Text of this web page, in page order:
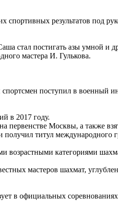
результатов под
стал постигать азы умной и
мастера И. Гулькова.
спортсмен поступил в военный
в 2017 году.
первенстве Москвы, а также
титул международного
возрастными категориями
мастеров шахмат,
в официальных